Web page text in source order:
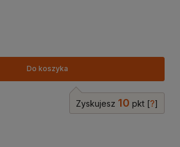
Do koszyka
Zyskujesz 10 pkt [?]